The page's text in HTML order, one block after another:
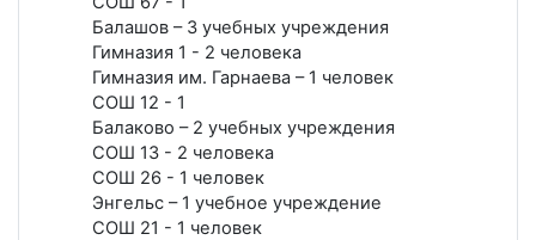
Балашов – 3 учебных учреждения
Гимназия 1 - 2 человека
Гимназия им. Гарнаева – 1 человек
СОШ 12 - 1
Балаково – 2 учебных учреждения
СОШ 13 - 2 человека
СОШ 26 - 1 человек
Энгельс – 1 учебное учреждение
СОШ 21 - 1 человек